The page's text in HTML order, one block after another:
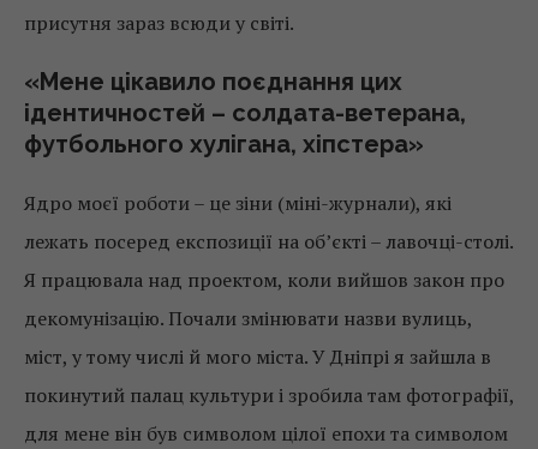
присутня зараз всюди у світі.
«Мене цікавило поєднання цих
ідентичностей – солдата-ветерана,
футбольного хулігана, хіпстера»
Ядро моєї роботи – це зіни (міні-журнали), які
лежать посеред експозиції на об’єкті – лавочці-столі.
Я працювала над проектом, коли вийшов закон про
декомунізацію. Почали змінювати назви вулиць,
міст, у тому числі й мого міста. У Дніпрі я зайшла в
покинутий палац культури і зробила там фотографії,
для мене він був символом цілої епохи та символом